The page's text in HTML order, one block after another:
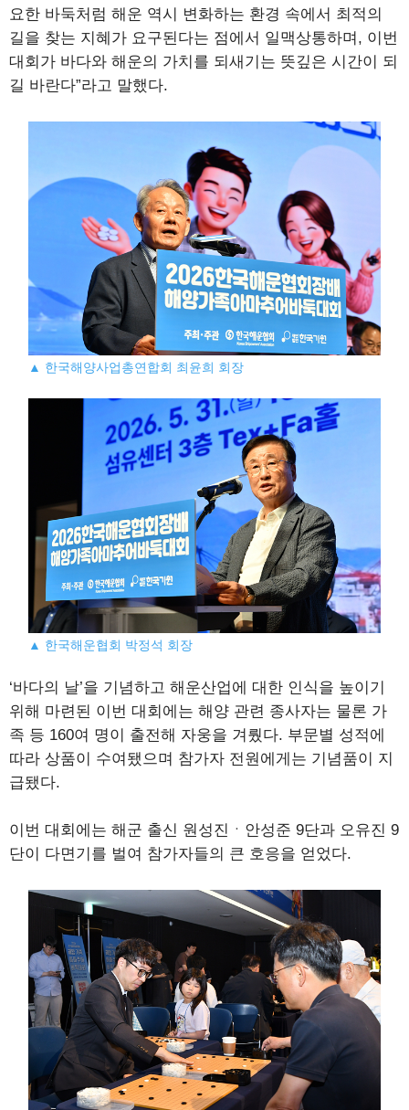
요한 바둑처럼 해운 역시 변화하는 환경 속에서 최적의
길을 찾는 지혜가 요구된다는 점에서 일맥상통하며, 이번
대회가 바다와 해운의 가치를 되새기는 뜻깊은 시간이 되
길 바란다”라고 말했다.
▲ 한국해양사업총연합회 최윤희 회장
▲ 한국해운협회 박정석 회장
‘바다의 날’을 기념하고 해운산업에 대한 인식을 높이기
위해 마련된 이번 대회에는 해양 관련 종사자는 물론 가
족 등 160여 명이 출전해 자웅을 겨뤘다. 부문별 성적에
따라 상품이 수여됐으며 참가자 전원에게는 기념품이 지
급됐다.
이번 대회에는 해군 출신 원성진ㆍ안성준 9단과 오유진 9
단이 다면기를 벌여 참가자들의 큰 호응을 얻었다.